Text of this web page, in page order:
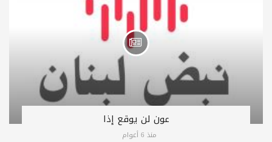
عون لن يوقع إذا
منذ 6 أعوام